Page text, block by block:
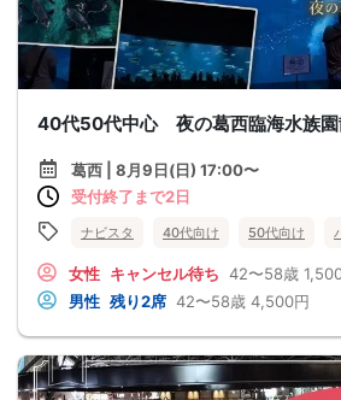
40代50代中心 夜の葛西臨海水族園
葛西 | 8月9日(日) 17:00〜
受付終了まで2日
ナビスタ 40代向け 50代向け
女性 キャンセル待ち 42〜58歳
男性 残り2席 42〜58歳 4,500円